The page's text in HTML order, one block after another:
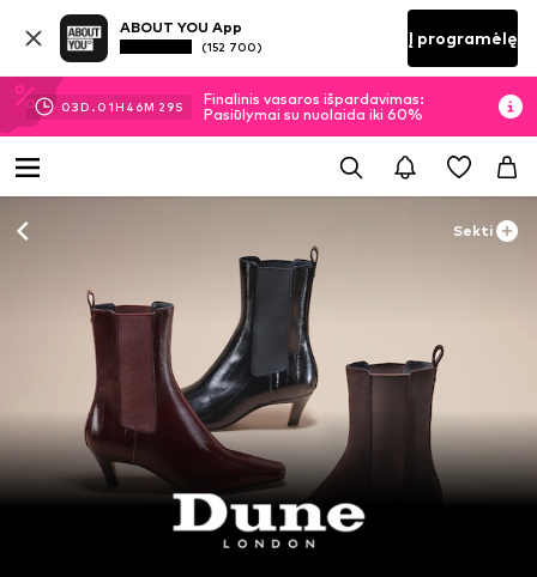
ABOUT YOU App
(152 700) Į programėlę
03D. 01H 46M 28S
Finalinis vasaros išpardavimas:
Pasiūlymai su nuolaida iki 60%
Sekti